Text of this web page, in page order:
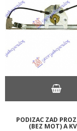
PODIZAC ZAD
(BEZ MOT) A